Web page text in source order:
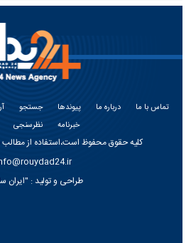
تماس با ما درباره ما پیوندها جستجو
خبرنامه
نظرسنجی
کلیه حقوق محفوظ است،استفاده از مطالب
طراحی و تولید : "ایران